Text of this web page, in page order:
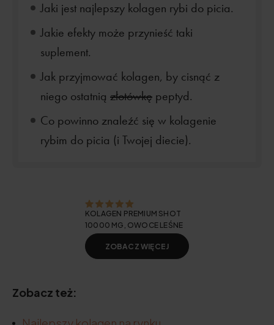
Jaki jest najlepszy kolagen rybi do picia.
Jakie efekty może przynieść taki
suplement.
Jak przyjmować kolagen, by cisnąć z
niego ostatnią złotówkę peptyd.
Co powinno znaleźć się w kolagenie
rybim do picia (i Twojej diecie).
KOLAGEN PREMIUM SHOT
10000 MG, OWOCE LEŚNE
ZOBACZ WIĘCEJ
Zobacz też: